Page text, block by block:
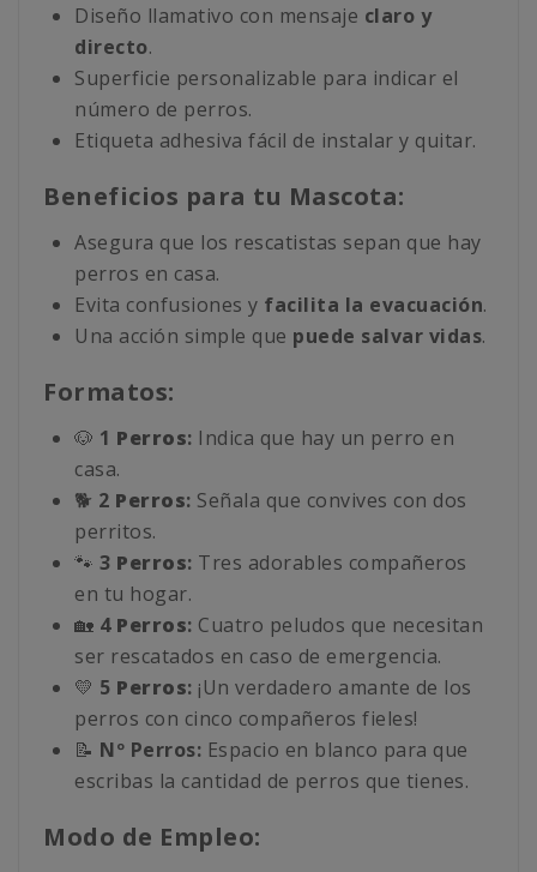
Diseño llamativo con mensaje claro y
directo.
Superficie personalizable para indicar el
número de perros.
Etiqueta adhesiva fácil de instalar y quitar.
Beneficios para tu Mascota:
Asegura que los rescatistas sepan que hay
perros en casa.
Evita confusiones y facilita la evacuación.
Una acción simple que puede salvar vidas.
Formatos:
🐶 1 Perros: Indica que hay un perro en
casa.
🐕 2 Perros: Señala que convives con dos
perritos.
🐾 3 Perros: Tres adorables compañeros
en tu hogar.
🏡 4 Perros: Cuatro peludos que necesitan
ser rescatados en caso de emergencia.
💛 5 Perros: ¡Un verdadero amante de los
perros con cinco compañeros fieles!
📝 Nº Perros: Espacio en blanco para que
escribas la cantidad de perros que tienes.
Modo de Empleo: